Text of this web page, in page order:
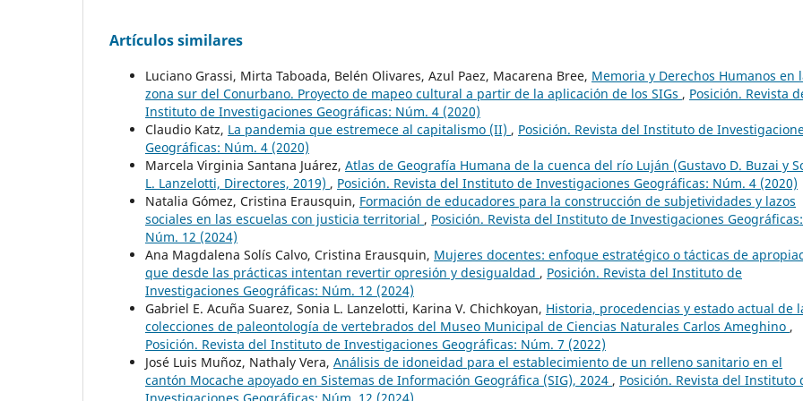
Artículos similares
Luciano Grassi, Mirta Taboada, Belén Olivares, Azul Paez, Macarena Bree, Memoria y Derechos Humanos en
zona sur del Conurbano. Proyecto de mapeo cultural a partir de la aplicación de los SIGs , Posición. Revista
Instituto de Investigaciones Geográficas: Núm. 4 (2020)
Claudio Katz, La pandemia que estremece al capitalismo (II) , Posición. Revista del Instituto de
Geográficas: Núm. 4 (2020)
Marcela Virginia Santana Juárez, Atlas de Geografía Humana de la cuenca del río Luján (Gustavo D. Buzai y
L. Lanzelotti, Directores, 2019) , Posición. Revista del Instituto de Investigaciones Geográficas: Núm. 4 (2020)
Natalia Gómez, Cristina Erausquin, Formación de educadores para la construcción de subjetividades y lazos
sociales en las escuelas con justicia territorial , Posición. Revista del Instituto de Investigaciones Geográficas:
Núm. 12 (2024)
Ana Magdalena Solís Calvo, Cristina Erausquin, Mujeres docentes: enfoque estratégico o tácticas de
que desde las prácticas intentan revertir opresión y desigualdad , Posición. Revista del Instituto de
Investigaciones Geográficas: Núm. 12 (2024)
Gabriel E. Acuña Suarez, Sonia L. Lanzelotti, Karina V. Chichkoyan, Historia, procedencias y estado actual de
colecciones de paleontología de vertebrados del Museo Municipal de Ciencias Naturales Carlos Ameghino ,
Posición. Revista del Instituto de Investigaciones Geográficas: Núm. 7 (2022)
José Luis Muñoz, Nathaly Vera, Análisis de idoneidad para el establecimiento de un relleno sanitario en el
cantón Mocache apoyado en Sistemas de Información Geográfica (SIG), 2024 , Posición. Revista del Instituto